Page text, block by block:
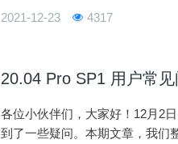
2021-12-23 4317
20.04 Pro SP1 用户常
各位小伙伴们，大家好！12月2
到了一些疑问。本期文章，我们